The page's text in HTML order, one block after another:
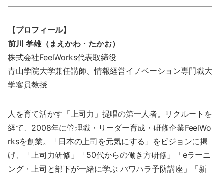
【プロフィール】
前川 孝雄（まえかわ・たかお）
株式会社FeelWorks代表取締役
青山学院大学兼任講師、情報経営イノベーション専門職大
学客員教授
人を育て活かす「上司力」提唱の第一人者。リクルートを
経て、2008年に管理職・リーダー育成・研修企業FeelWo
rksを創業。「日本の上司を元気にする」をビジョンに掲
げ、「上司力研修」「50代からの働き方研修」「eラーニ
ング・上司と部下が一緒に学ぶ パワハラ予防講座」「新